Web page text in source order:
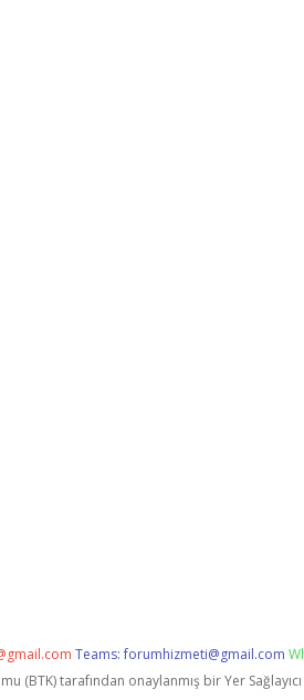
Teams:forumhizmeti@gmail.com
(BTK) tarafından onaylanmış bir Yer